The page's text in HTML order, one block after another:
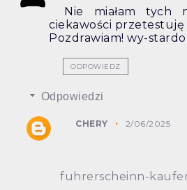
Nie miałam tych
ciekawości przetestuję
Pozdrawiam! wy-
ODPOWIEDZ
Odpowiedzi
CHERY 2/06/2025
fuhrerscheinn-